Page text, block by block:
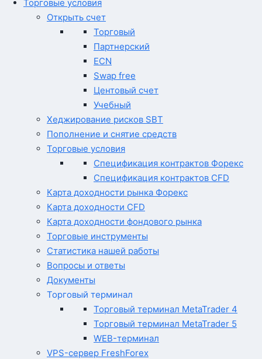
Торговые условия
Открыть счет
Торговый
Партнерский
ECN
Swap free
Центовый счет
Учебный
Хеджирование рисков SBT
Пополнение и снятие средств
Торговые условия
Спецификация контрактов Форекс
Спецификация контрактов CFD
Карта доходности рынка Форекс
Карта доходности CFD
Карта доходности фондового рынка
Торговые инструменты
Статистика нашей работы
Вопросы и ответы
Документы
Торговый терминал
Торговый терминал MetaTrader 4
Торговый терминал MetaTrader 5
WEB-терминал
VPS-сервер FreshForex